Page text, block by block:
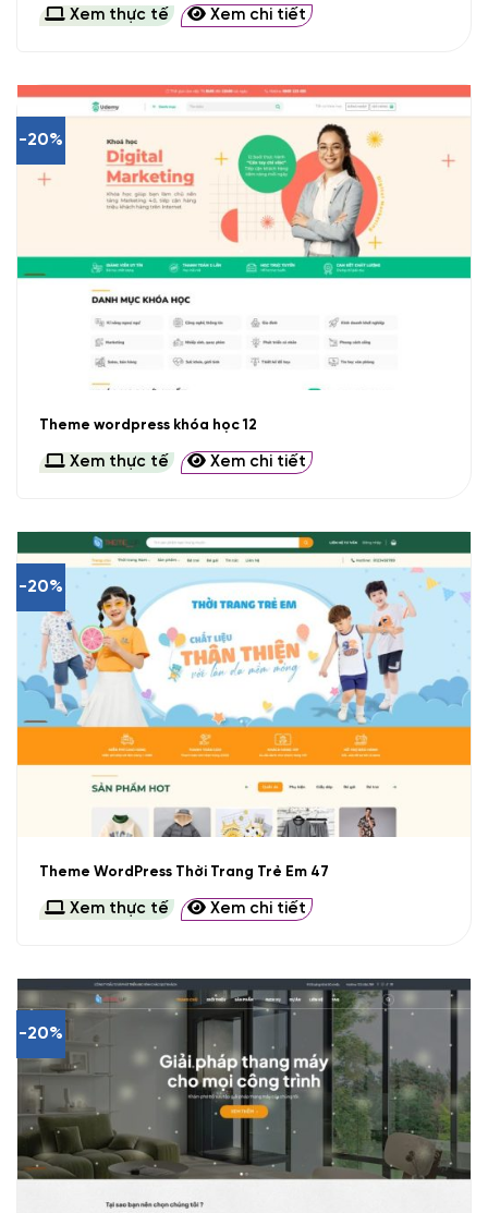
Xem thực tế Xem chi tiết
-20%
Theme wordpress khóa học 12
Xem thực tế Xem chi tiết
-20%
Theme WordPress Thời Trang Trẻ Em 47
Xem thực tế Xem chi tiết
-20%